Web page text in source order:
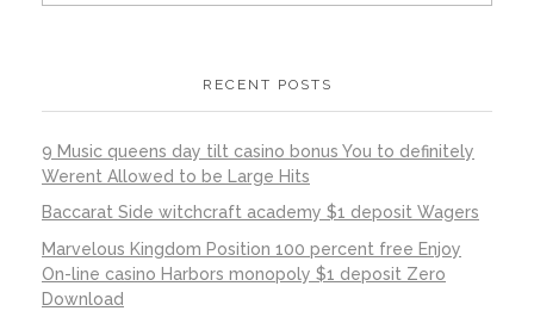
RECENT POSTS
9 Music queens day tilt casino bonus You to definitely
Werent Allowed to be Large Hits
Baccarat Side witchcraft academy $1 deposit Wagers
Marvelous Kingdom Position 100 percent free Enjoy
On-line casino Harbors monopoly $1 deposit Zero
Download